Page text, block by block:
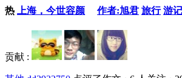
热 上海，今世容颜 作者:旭君 旅行 游记
贡献 :